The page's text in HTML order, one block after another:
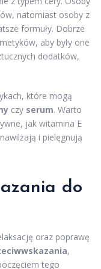
natomiast osoby z
formuły. Dobrze
aby były one
dodatków,
które mogą
czy serum. Warto
jak witamina E
i pielęgnują
do
oraz poprawę
,
tego